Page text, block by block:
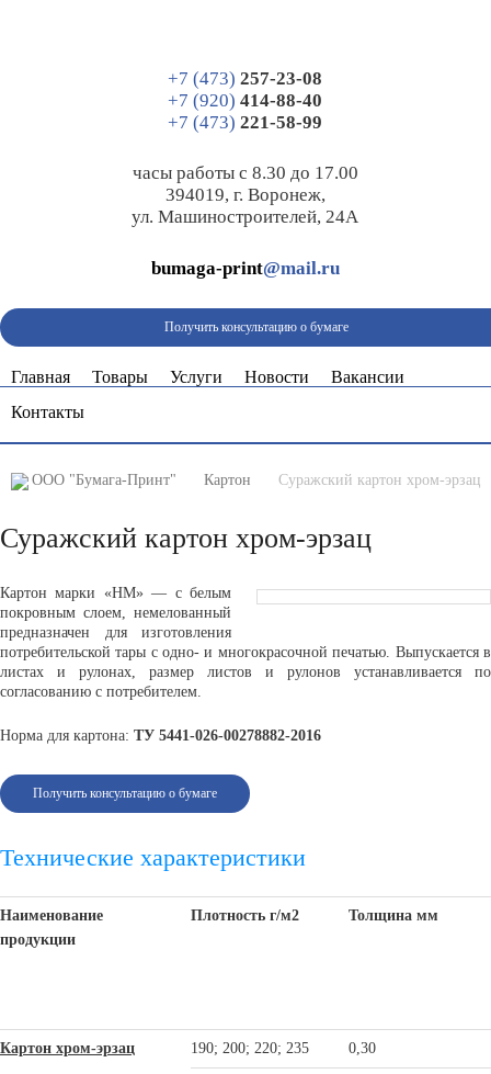
+7 (473) 257-23-08
+7 (920) 414-88-40
+7 (473) 221-58-99
часы работы с 8.30 до 17.00
394019, г. Воронеж,
ул. Машиностроителей, 24А
bumaga-print@mail.ru
Получить консультацию о бумаге
Главная Товары Услуги Новости
Вакансии
Контакты
ООО "Бумага-Принт" Картон Суражский картон хром-эрзац
Суражский картон хром-эрзац
Картон марки «НМ» — с белым
покровным слоем, немелованный
предназначен для изготовления
потребительской тары с одно- и многокрасочной печатью. Выпускается в
листах и рулонах, размер листов и рулонов устанавливается по
согласованию с потребителем.
Норма для картона: ТУ 5441-026-00278882-2016
Получить консультацию о бумаге
Технические характеристики
Наименование
продукции
Плотность г/м2 Толщина мм
Картон хром-эрзац 190; 200; 220; 235 0,30